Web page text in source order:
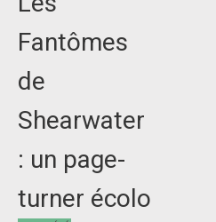
Fantômes
de
Shearwater
: un page-
turner écolo